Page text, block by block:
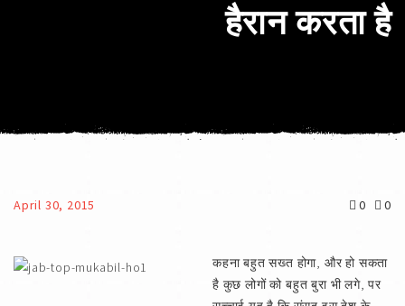
हैरान करता है
April 30, 2015 0 0
कहना बहुत सख्त होगा, और हो सकता
है कुछ लोगों को बहुत बुरा भी लगे, पर